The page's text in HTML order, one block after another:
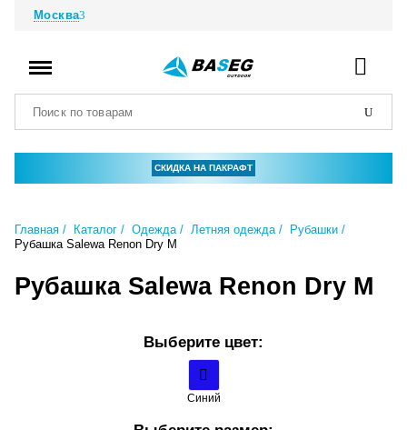
Москва
СКИДКА НА ПАКРАФТ
Главная Каталог Одежда Летняя одежда
Рубашки
Рубашка Salewa Renon Dry M
Рубашка Salewa Renon Dry M
Выберите цвет:
Синий